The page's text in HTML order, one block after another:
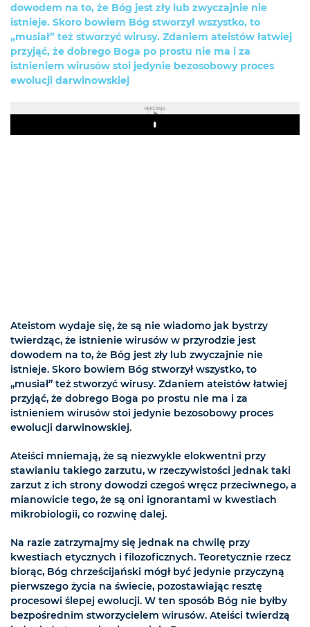
dowodem na to, że Bóg jest zły lub zwyczajnie nie
istnieje. Skoro bowiem Bóg stworzył wszystko, to
„musiał” też stworzyć wirusy. Zdaniem ateistów łatwiej
przyjąć, że dobrego Boga po prostu nie ma i za
istnieniem wirusów stoi jedynie bezosobowy proces
ewolucji darwinowskiej
REKLAMA
Play
Ateistom wydaje się, że są nie wiadomo jak bystrzy
twierdząc, że istnienie wirusów w przyrodzie jest
dowodem na to, że Bóg jest zły lub zwyczajnie nie
istnieje. Skoro bowiem Bóg stworzył wszystko, to
„musiał” też stworzyć wirusy. Zdaniem ateistów łatwiej
przyjąć, że dobrego Boga po prostu nie ma i za
istnieniem wirusów stoi jedynie bezosobowy proces
ewolucji darwinowskiej.
Ateiści mniemają, że są niezwykle elokwentni przy
stawianiu takiego zarzutu, w rzeczywistości jednak taki
zarzut z ich strony dowodzi czegoś wręcz przeciwnego, a
mianowicie tego, że są oni ignorantami w kwestiach
mikrobiologii, co rozwinę dalej.
Na razie zatrzymajmy się jednak na chwilę przy
kwestiach etycznych i filozoficznych. Teoretycznie rzecz
biorąc, Bóg chrześcijański mógł być jedynie przyczyną
pierwszego życia na świecie, pozostawiając resztę
procesowi ślepej ewolucji. W ten sposób Bóg nie byłby
bezpośrednim stworzycielem wirusów. Ateiści twierdzą